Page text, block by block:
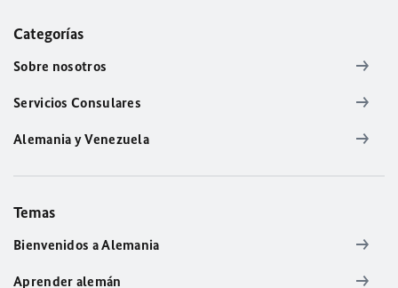
Categorías
Sobre nosotros
Servicios Consulares
Alemania y Venezuela
Temas
Bienvenidos a Alemania
Aprender alemán